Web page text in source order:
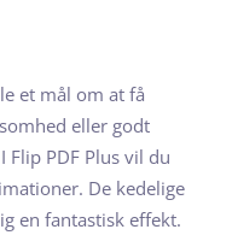
et mål om at få
eller godt
Flip PDF Plus vil du
De kedelige
en fantastisk effekt.